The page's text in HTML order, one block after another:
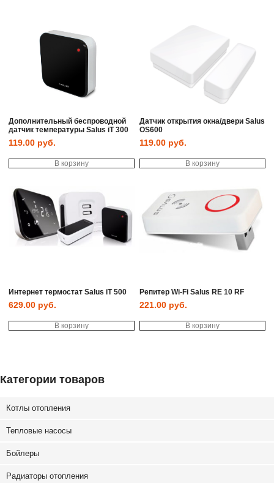
Дополнительный беспроводной
датчик температуры Salus iT 300
119.00 руб.
В корзину
Датчик открытия окна/двери Salus
OS600
119.00 руб.
В корзину
Интернет термостат Salus iT 500
629.00 руб.
В корзину
Репитер Wi-Fi Salus RE 10 RF
221.00 руб.
В корзину
Категории товаров
Котлы отопления
Тепловые насосы
Бойлеры
Радиаторы отопления